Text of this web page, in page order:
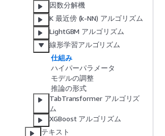
因数分解機
K 最近傍 (k-NN) アルゴリズム
LightGBM アルゴリズム
線形学習アルゴリズム
仕組み
ハイパーパラメータ
モデルの調整
推論の形式
TabTransformer アルゴリズ
ム
XGBoost アルゴリズム
テキスト